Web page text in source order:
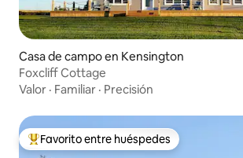
Casa de campo en Kensington
Foxcliff Cottage
Valor · Familiar · Precisión
De los mejores en Favorito entre huéspedes
Favorito entre huéspedes